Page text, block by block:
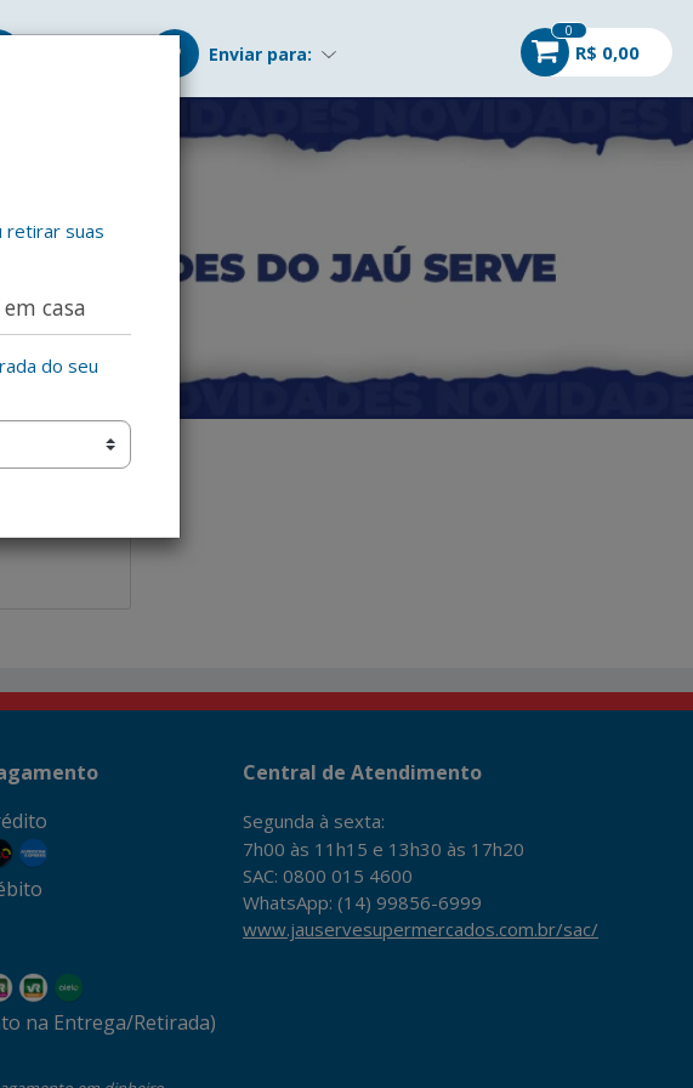
Enviar para:
0
R$ 0,00
retirar suas
em casa
do seu
na Entrega/Retirada)
Central de Atendimento
Segunda à sexta:
7h00 às 11h15 e 13h30 às 17h20
SAC: 0800 015 4600
WhatsApp: (14) 99856-6999
www.jauservesupermercados.com.br/sac/